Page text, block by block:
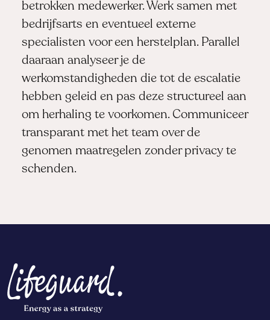
betrokken medewerker. Werk samen met
bedrijfsarts en eventueel externe
specialisten voor een herstelplan. Parallel
daaraan analyseer je de
werkomstandigheden die tot de escalatie
hebben geleid en pas deze structureel aan
om herhaling te voorkomen. Communiceer
transparant met het team over de
genomen maatregelen zonder privacy te
schenden.